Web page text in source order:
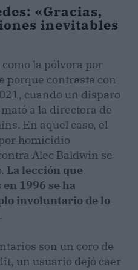
«Gracias,
inevitables
la pólvora por
porque contrasta con
cuando un disparo
a la directora de
En aquel caso, el
homicidio
Alec Baldwin se
La lección que
1996 se ha
involuntario de lo
.
son un coro de
un usuario dejó caer